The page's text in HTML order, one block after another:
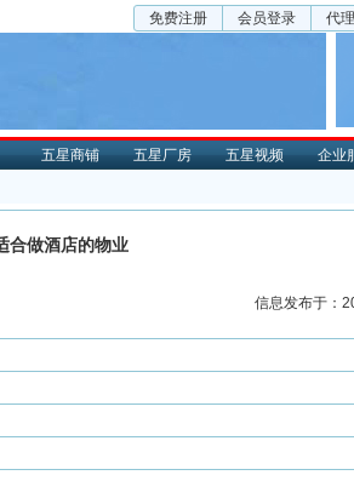
免费注册 会员登录 代
五星商铺 五星厂房 五星视频
企业
合做酒店的物业
信息发布于：